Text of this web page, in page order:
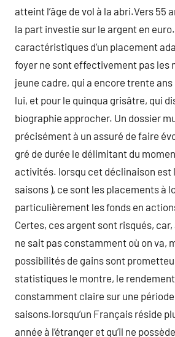
atteint l’âge de vol à la abri.Vers 55
la part investie sur le argent en
caractéristiques d’un placement
foyer ne sont effectivement pas les
jeune cadre, qui a encore trente
lui, et pour le quinqua grisâtre, qui
biographie approcher. Un dossier
précisément à un assuré de faire
gré de durée le délimitant du
activités. lorsqu cet déclinaison est
saisons ), ce sont les placements à
particulièrement les fonds en
Certes, ces argent sont risqués,
ne sait pas constamment où on va,
possibilités de gains sont
statistiques le montre, le
constamment claire sur une période
saisons.lorsqu’un Français réside
année à l’étranger et qu’il ne